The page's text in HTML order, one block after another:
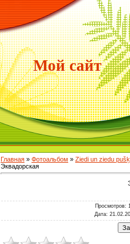
Мой сайт
Главная » Фотоальбом » Ziedi un ziedu
Эквадорская
Просмотров:
Дата: